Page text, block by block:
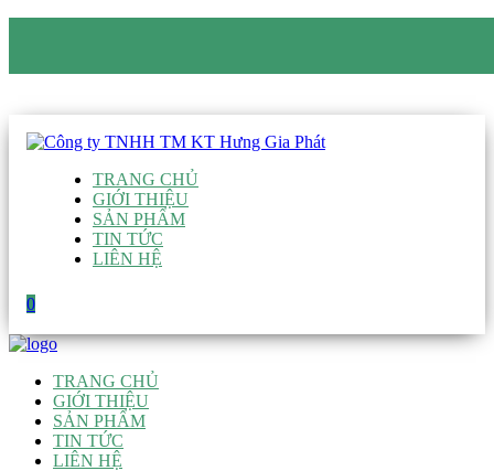
TRANG CHỦ
GIỚI THIỆU
SẢN PHẨM
TIN TỨC
LIÊN HỆ
0
TRANG CHỦ
GIỚI THIỆU
SẢN PHẨM
TIN TỨC
LIÊN HỆ